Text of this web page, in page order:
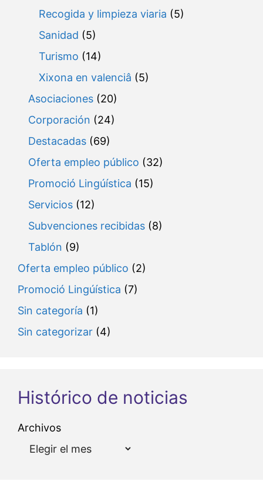
Recogida y limpieza viaria (5)
Sanidad (5)
Turismo (14)
Xixona en valenciâ (5)
Asociaciones (20)
Corporación (24)
Destacadas (69)
Oferta empleo público (32)
Promoció Lingúística (15)
Servicios (12)
Subvenciones recibidas (8)
Tablón (9)
Oferta empleo público (2)
Promoció Lingúística (7)
Sin categoría (1)
Sin categorizar (4)
Histórico de noticias
Archivos